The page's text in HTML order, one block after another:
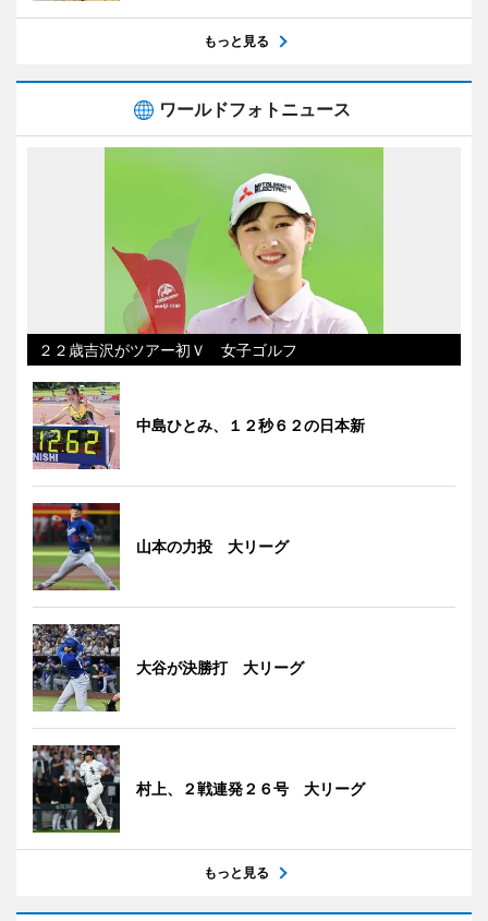
もっと見る
ワールドフォトニュース
２２歳吉沢がツアー初Ｖ 女子ゴルフ
中島ひとみ、１２秒６２の日本新
山本の力投 大リーグ
大谷が決勝打 大リーグ
村上、２戦連発２６号 大リーグ
もっと見る